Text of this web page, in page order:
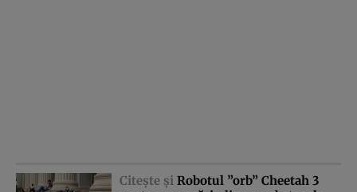
Citeşte şi Robotul ”orb” Cheetah 3